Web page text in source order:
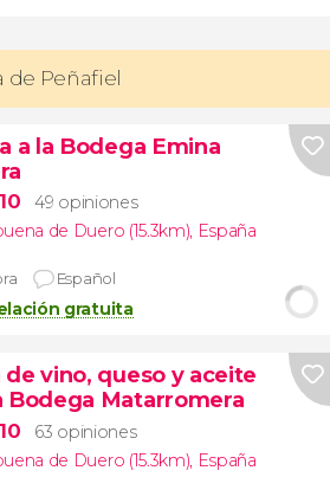
de Peñafiel
a la Bodega Emina
49 opiniones
de Duero (15.3km), España
Español
gratuita
de vino, queso y aceite
Bodega Matarromera
63 opiniones
de Duero (15.3km), España